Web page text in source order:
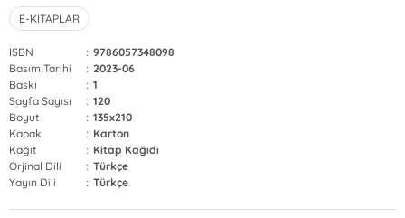
E-KİTAPLAR
ISBN : 9786057348098
Basım Tarihi
: 2023-06
Baskı
: 1
Sayfa Sayısı
: 120
Boyut
: 135x210
Kapak
: Karton
Kağıt
: Kitap Kağıdı
Orjinal Dili
: Türkçe
Yayın Dili
: Türkçe